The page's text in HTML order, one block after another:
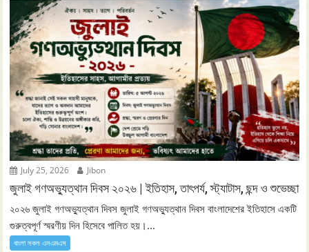
July 25, 2026 Jibon
জুলাই গণঅভ্যুত্থান দিবস ২০২৬ | ইতিহাস, তাৎপর্য, স্ট্যাটাস, ছন্দ ও শুভেচ্ছা
২০২৬ জুলাই গণঅভ্যুত্থান দিবস জুলাই গণঅভ্যুত্থান দিবস বাংলাদেশের ইতিহাসে একটি
গুরুত্বপূর্ণ স্মরণীয় দিন হিসেবে পালিত হয়।...
বাংলা সকল এসএমএস